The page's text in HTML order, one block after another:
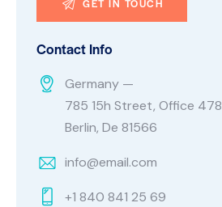
Contact Info
Germany —
785 15h Street, Office 478
Berlin, De 81566
info@email.com
+1 840 841 25 69